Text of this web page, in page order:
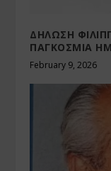
ΔΗΛΩΣΗ
ΠΑΓΚΟΣΜΙΑ
February 9, 2026